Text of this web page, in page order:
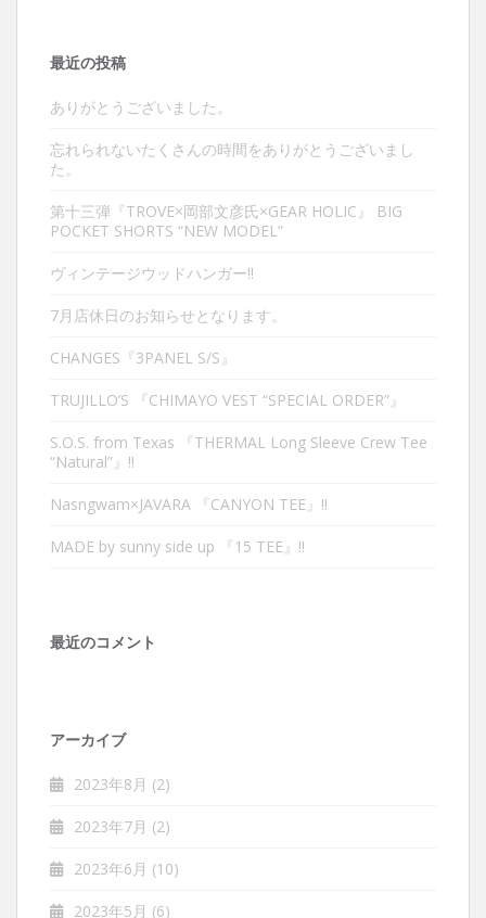
最近の投稿
ありがとうございました。
忘れられないたくさんの時間をありがとうございまし
た。
第十三弾『TROVE×岡部文彦氏×GEAR HOLIC』 BIG
POCKET SHORTS “NEW MODEL”
ヴィンテージウッドハンガー‼︎
7月店休日のお知らせとなります。
CHANGES『3PANEL S/S』
TRUJILLO’S 『CHIMAYO VEST “SPECIAL ORDER”』
S.O.S. from Texas 『THERMAL Long Sleeve Crew Tee
“Natural”』‼︎
Nasngwam×JAVARA 『CANYON TEE』‼︎
MADE by sunny side up 『15 TEE』‼︎
最近のコメント
アーカイブ
2023年8月 (2)
2023年7月 (2)
2023年6月 (10)
2023年5月 (6)